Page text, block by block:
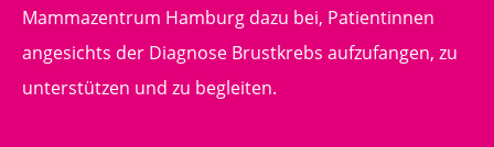
Mammazentrum Hamburg dazu bei, Patientinnen
angesichts der Diagnose Brustkrebs aufzufangen, zu
unterstützen und zu begleiten.